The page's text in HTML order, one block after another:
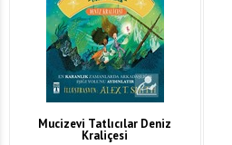
Mucizevi Tatlıcılar Deniz
Kraliçesi